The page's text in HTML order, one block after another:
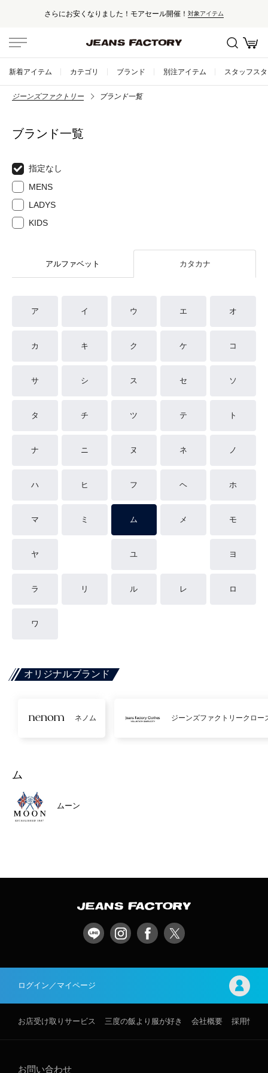
さらにお安くなりました！モアセール開催！ 対象アイテム
新着アイテム カテゴリ ブランド 別注アイテム スタッフス
ジーンズファクトリー ブランド一覧
ブランド一覧
指定なし
MENS
LADYS
KIDS
アルファベット カタカナ
ア イ ウ エ オ
カ キ ク ケ コ
サ シ ス セ ソ
タ チ ツ テ ト
ナ ニ ヌ ネ ノ
ハ ヒ フ ヘ ホ
マ ミ ム メ モ
ヤ ユ ヨ
ラ リ ル レ ロ
ワ
オリジナルブランド
ネノム ジーンズファクトリークロー
ム
ムーン
ログイン／マイページ
お店受け取りサービス 三度の飯より服が好き 会社概要 採用情報
お問い合わせ